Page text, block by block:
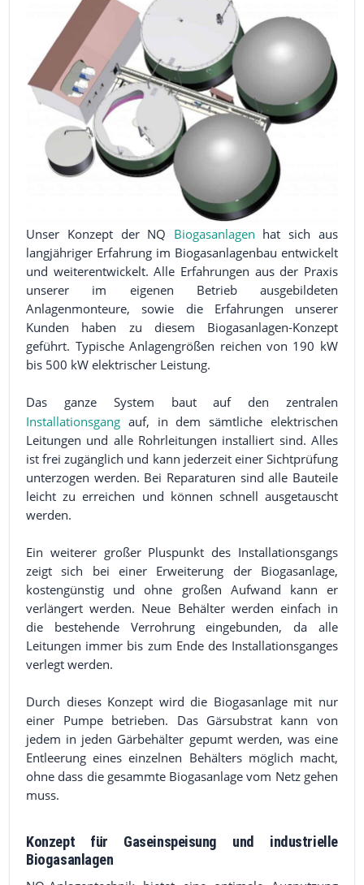
Unser Konzept der NQ Biogasanlagen hat sich aus
langjähriger Erfahrung im Biogasanlagenbau entwickelt
und weiterentwickelt. Alle Erfahrungen aus der Praxis
unserer im eigenen Betrieb ausgebildeten
Anlagenmonteure, sowie die Erfahrungen unserer
Kunden haben zu diesem Biogasanlagen-Konzept
geführt. Typische Anlagengrößen reichen von 190 kW
bis 500 kW elektrischer Leistung.
Das ganze System baut auf den zentralen
Installationsgang auf, in dem sämtliche elektrischen
Leitungen und alle Rohrleitungen installiert sind. Alles
ist frei zugänglich und kann jederzeit einer Sichtprüfung
unterzogen werden. Bei Reparaturen sind alle Bauteile
leicht zu erreichen und können schnell ausgetauscht
werden.
Ein weiterer großer Pluspunkt des Installationsgangs
zeigt sich bei einer Erweiterung der Biogasanlage,
kostengünstig und ohne großen Aufwand kann er
verlängert werden. Neue Behälter werden einfach in
die bestehende Verrohrung eingebunden, da alle
Leitungen immer bis zum Ende des Installationsganges
verlegt werden.
Durch dieses Konzept wird die Biogasanlage mit nur
einer Pumpe betrieben. Das Gärsubstrat kann von
jedem in jeden Gärbehälter gepumt werden, was eine
Entleerung eines einzelnen Behälters möglich macht,
ohne dass die gesammte Biogasanlage vom Netz gehen
muss.
Konzept für Gaseinspeisung und industrielle
Biogasanlagen